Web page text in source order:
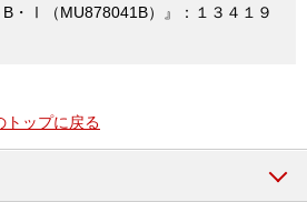
B・Ⅰ（MU878041B）』：１３４１９
トップに戻る